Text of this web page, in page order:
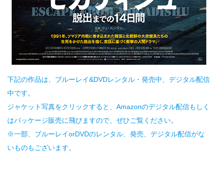
下記の作品は、ブルーレイ&DVDレンタル・発売中、デジタル配信
中です。
ジャケット写真をクリックすると、Amazonのデジタル配信もしく
はパッケージ販売に飛びますので、ぜひご覧ください。
※一部、ブルーレイorDVDのレンタル、発売、デジタル配信がな
いものもございます。